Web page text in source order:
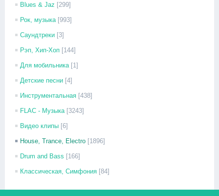
Blues & Jaz [299]
Рок, музыка [993]
Саундтреки [3]
Рэп, Хип-Хоп [144]
Для мобильника [1]
Детские песни [4]
Инструментальная [438]
FLAC - Музыка [3243]
Видео клипы [6]
House, Trance, Electro [1896]
Drum and Bass [166]
Классическая, Симфония [84]